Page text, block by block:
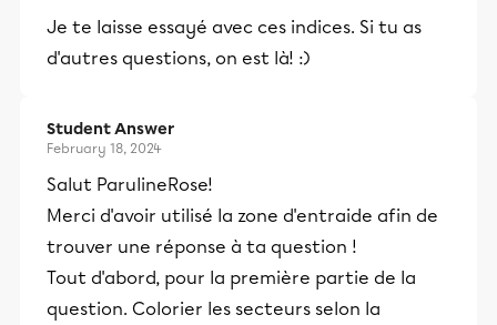
Je te laisse essayé avec ces indices. Si tu as
d'autres questions, on est là! :)
Student Answer
February 18, 2024
Salut ParulineRose!
Merci d'avoir utilisé la zone d'entraide afin de
trouver une réponse à ta question !
Tout d'abord, pour la première partie de la
question. Colorier les secteurs selon la